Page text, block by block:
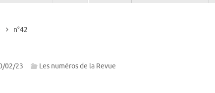
n°42
02/23 Les numéros de la Revue